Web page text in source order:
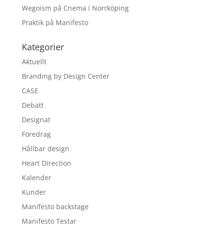
Wegoism på Cnema i Norrköping
Praktik på Manifesto
Kategorier
Aktuellt
Branding by Design Center
CASE
Debatt
Designat
Föredrag
Hållbar design
Heart Direction
Kalender
Kunder
Manifesto backstage
Manifesto Testar